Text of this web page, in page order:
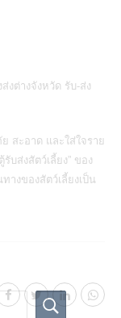
งต่างจังหวัด รับ-ส่ง
สะอาด และใส่ใจราย
รับส่งสัตว์เลี้ยง” ของ
างของสัตว์เลี้ยงเป็น